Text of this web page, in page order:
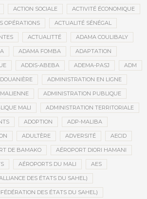
ACTION SOCIALE ACTIVITÉ ÉCONOMIQUE
OPÉRATIONS ACTUALITÉ SÉNÉGAL
ACTUALITTÉ ADAMA COULIBALY
ADAMA FOMBA ADAPTATION
ADDIS-ABEBA ADEMA-PASJ ADM
ADMINISTRATION EN LIGNE
ADMINISTRATION PUBLIQUE
MALI ADMINISTRATION TERRITORIALE
ADOPTION ADP-MALIBA
ADULTÈRE ADVERSITÉ AECID
DE BAMAKO AÉROPORT DIORI HAMANI
AÉROPORTS DU MALI AES
DES ÉTATS DU SAHEL)
DES ÉTATS DU SAHEL)